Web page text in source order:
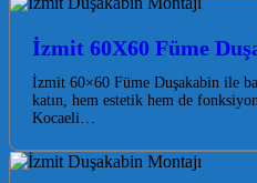
İzmit 60X60 Füme
İzmit 60×60 Füme Duşakabin ile
katın, hem estetik hem de
Kocaeli…